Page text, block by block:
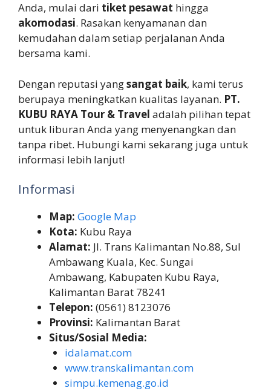
Anda, mulai dari tiket pesawat hingga
akomodasi. Rasakan kenyamanan dan
kemudahan dalam setiap perjalanan Anda
bersama kami.
Dengan reputasi yangsangat baik, kami terus
berupaya meningkatkan kualitas layanan. PT.
KUBU RAYA Tour & Travel adalah pilihan tepat
untuk liburan Anda yang menyenangkan dan
tanpa ribet. Hubungi kami sekarang juga untuk
informasi lebih lanjut!
Informasi
Map: Google Map
Kota: Kubu Raya
Alamat: Jl. Trans Kalimantan No.88, Sul
Ambawang Kuala, Kec. Sungai
Ambawang, Kabupaten Kubu Raya,
Kalimantan Barat 78241
Telepon: (0561) 8123076
Provinsi: Kalimantan Barat
Situs/Sosial Media:
idalamat.com
www.transkalimantan.com
simpu.kemenag.go.id